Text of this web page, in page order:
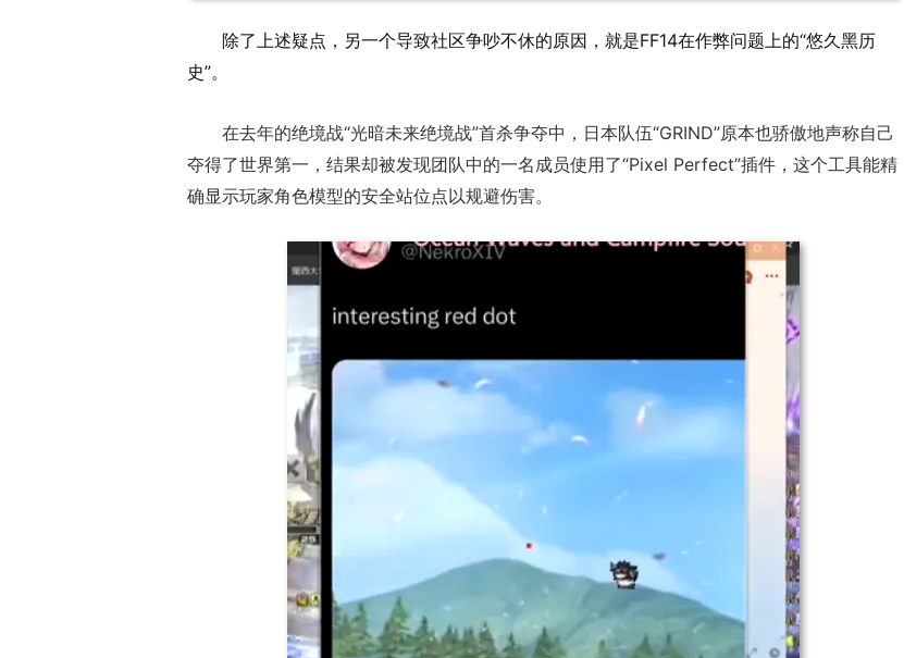
除了上述疑点，另一个导致社区争吵不休的原因，就是FF14在作弊问题上的“悠久黑历
史”。
在去年的绝境战“光暗未来绝境战”首杀争夺中，日本队伍“GRIND”原本也骄傲地声称自己
夺得了世界第一，结果却被发现团队中的一名成员使用了“Pixel Perfect”插件，这个工具能精
确显示玩家角色模型的安全站位点以规避伤害。